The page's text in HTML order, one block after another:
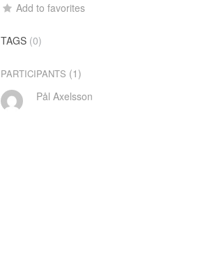
Add to favorites
TAGS (0)
PARTICIPANTS (1)
Pål Axelsson